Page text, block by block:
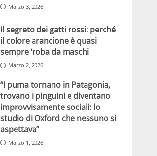
Marzo 3, 2026
Il segreto dei gatti rossi: perché
il colore arancione è quasi
sempre ‘roba da maschi
Marzo 2, 2026
“I puma tornano in Patagonia,
trovano i pinguini e diventano
improvvisamente sociali: lo
studio di Oxford che nessuno si
aspettava”
Marzo 1, 2026